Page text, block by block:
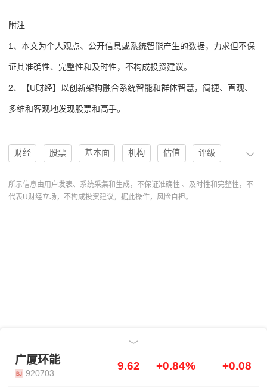
附注
1、本文为个人观点、公开信息或系统智能产生的数据，力求但不保
证其准确性、完整性和及时性，不构成投资建议。
2、【U财经】以创新架构融合系统智能和群体智慧，简捷、直观、
多维和客观地发现股票和高手。
财经 股票 基本面 机构 估值 评级
分析 趋势 研报 进口替代 海外拓展
所示信息由用户发表、系统采集和生成，不保证准确性 、及时性和完整性，不
代表U财经立场，不构成投资建议，据此操作，风险自担。
广厦环能
广厦环能
920703
9.62 +0.84% +0.08